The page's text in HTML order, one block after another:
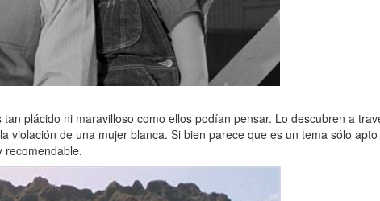
plácido ni maravilloso como ellos podían pensar. Lo descubren a
violación de una mujer blanca. Si bien parece que es un tema sólo
recomendable.